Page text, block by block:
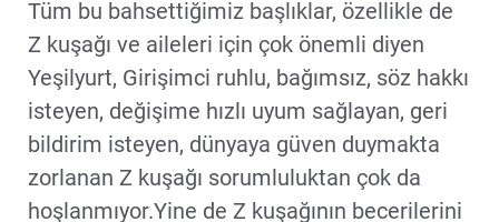
Tüm bu bahsettiğimiz başlıklar, özellikle de
Z kuşağı ve aileleri için çok önemli diyen
Yeşilyurt, Girişimci ruhlu, bağımsız, söz hakkı
isteyen, değişime hızlı uyum sağlayan, geri
bildirim isteyen, dünyaya güven duymakta
zorlanan Z kuşağı sorumluluktan çok da
hoşlanmıyor.Yine de Z kuşağının becerilerini